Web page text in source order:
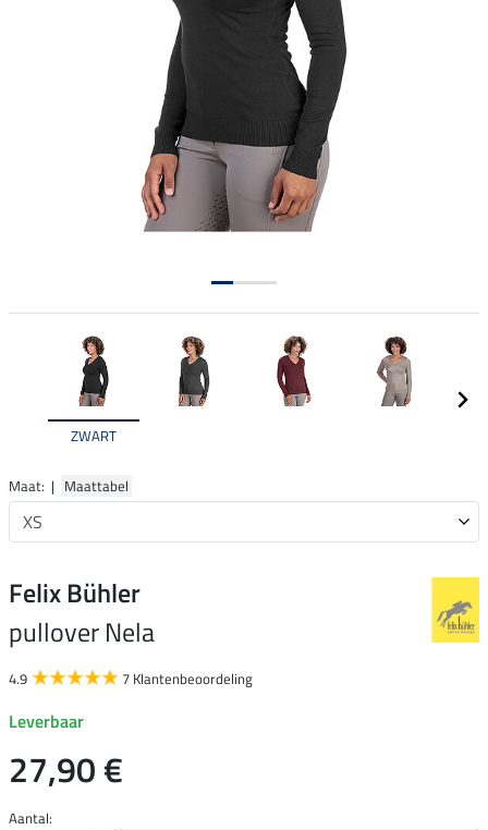
ZWART
Maat: | Maattabel
Felix Bühler
pullover Nela
4.9 7 Klantenbeoordeling
Leverbaar
27,90 €
Aantal: